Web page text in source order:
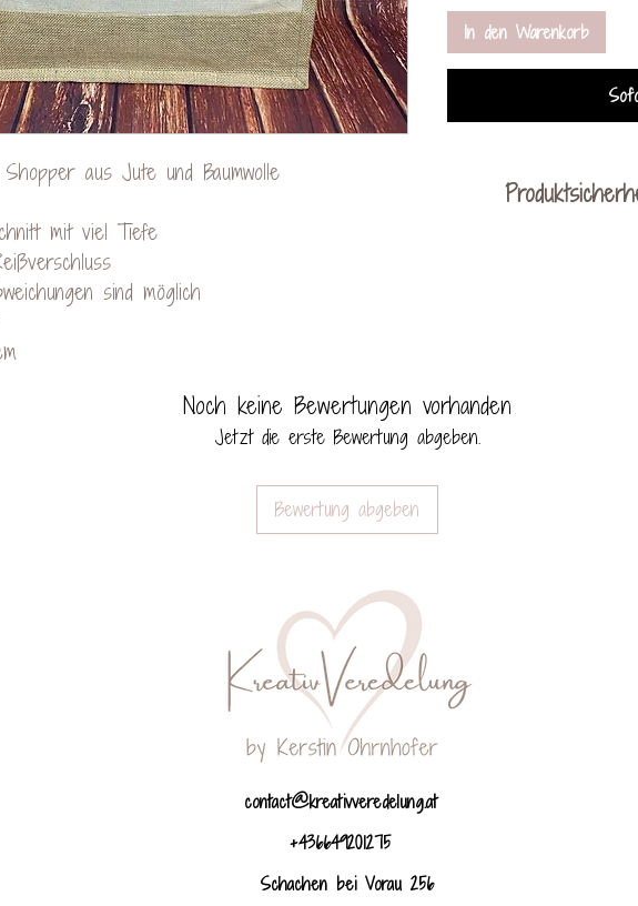
aus Jute und Baumwolle
mit viel Tiefe
sind möglich
In den Warenkorb
Noch keine Bewertungen vorhanden
Jetzt die erste Bewertung abgeben.
Bewertung abgeben
contact@kreativveredelung.at
+436649201275
Schachen bei Vorau 256